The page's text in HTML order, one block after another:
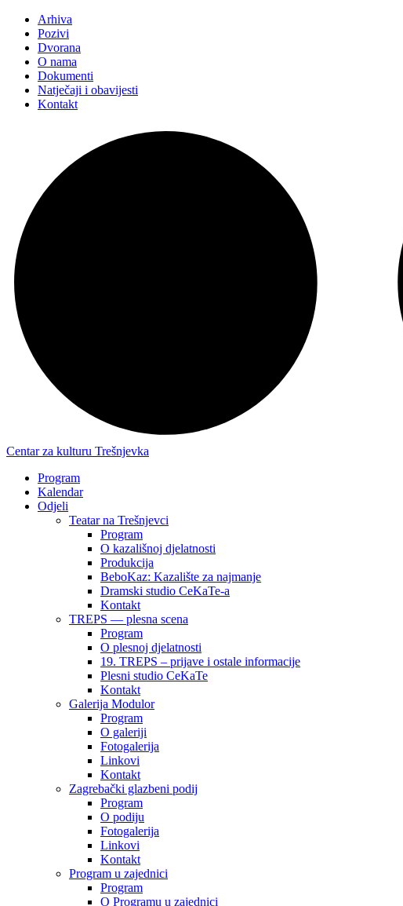
Arhiva
Pozivi
Dvorana
O nama
Dokumenti
Natječaji i obavijesti
Kontakt
Centar za kulturu Trešnjevka
Program
Kalendar
Odjeli
Teatar na Trešnjevci
Program
O kazališnoj djelatnosti
Produkcija
BeboKaz: Kazalište za najmanje
Dramski studio CeKaTe-a
Kontakt
TREPS — plesna scena
Program
O plesnoj djelatnosti
19. TREPS – prijave i ostale informacije
Plesni studio CeKaTe
Kontakt
Galerija Modulor
Program
O galeriji
Fotogalerija
Linkovi
Kontakt
Zagrebački glazbeni podij
Program
O podiju
Fotogalerija
Linkovi
Kontakt
Program u zajednici
Program
O Programu u zajednici